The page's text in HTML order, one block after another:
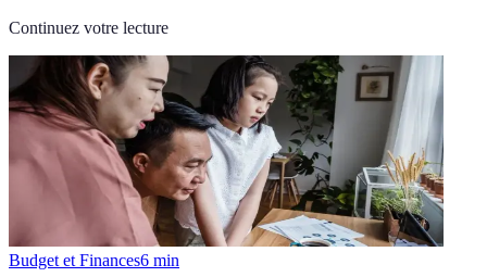
Continuez votre lecture
Budget et Finances6 min